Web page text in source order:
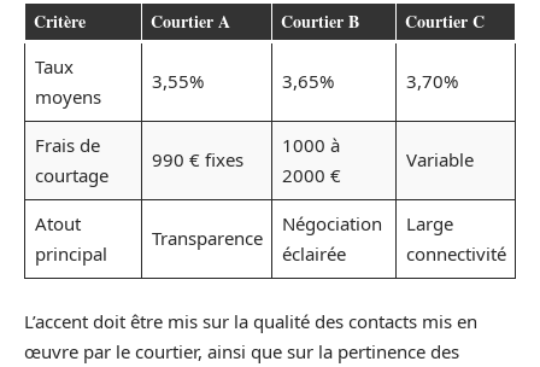
Critère Courtier A Courtier B Courtier C
Taux
moyens
3,55% 3,65% 3,70%
Frais de
courtage
990 € fixes
1000 à
2000 €
Variable
Atout
principal
Transparence
Négociation
éclairée
Large
connectivité
L’accent doit être mis sur la qualité des contacts mis en
œuvre par le courtier, ainsi que sur la pertinence des